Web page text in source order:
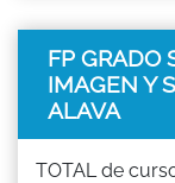
FP GRADO
IMAGEN Y
ALAVA
TOTAL de